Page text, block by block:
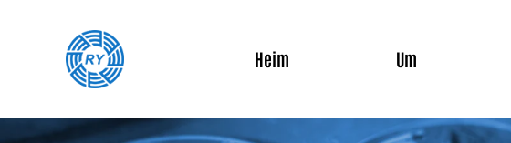
Heim Um